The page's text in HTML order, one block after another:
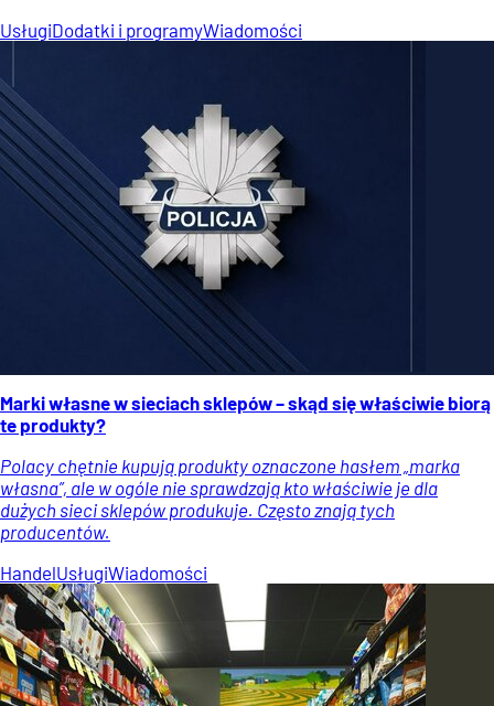
UsługiDodatki i programyWiadomości
Marki własne w sieciach sklepów – skąd się właściwie biorą
te produkty?
Polacy chętnie kupują produkty oznaczone hasłem „marka
własna”, ale w ogóle nie sprawdzają kto właściwie je dla
dużych sieci sklepów produkuje. Często znają tych
producentów.
HandelUsługiWiadomości